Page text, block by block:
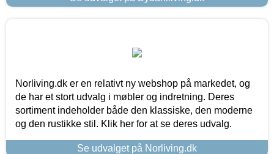
Norliving.dk er en relativt ny webshop på markedet, og
de har et stort udvalg i møbler og indretning. Deres
sortiment indeholder både den klassiske, den moderne
og den rustikke stil. Klik her for at se deres udvalg.
Se udvalget på Norliving.dk